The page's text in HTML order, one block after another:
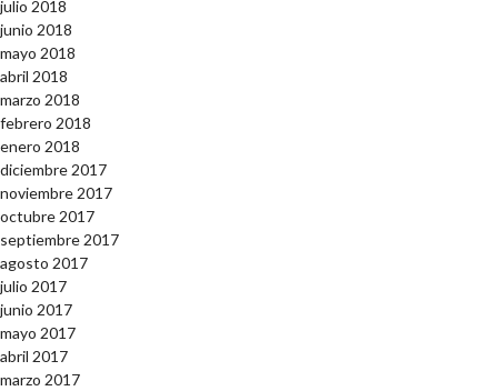
julio 2018
junio 2018
mayo 2018
abril 2018
marzo 2018
febrero 2018
enero 2018
diciembre 2017
noviembre 2017
octubre 2017
septiembre 2017
agosto 2017
julio 2017
junio 2017
mayo 2017
abril 2017
marzo 2017